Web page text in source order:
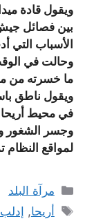
ويقول قادة
بين فصائل
الأسباب التي
وحالت في
ما خسرته من
ويقول ناطق
في محيط
وجسر الشغور
لمواقع النظام
التصنيفات
مرآة البلد
الوسوم
أريحا, إدلب